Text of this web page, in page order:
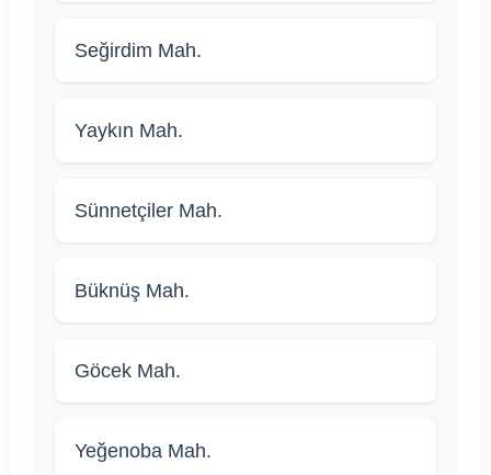
Seğirdim Mah.
Yaykın Mah.
Sünnetçiler Mah.
Büknüş Mah.
Göcek Mah.
Yeğenoba Mah.